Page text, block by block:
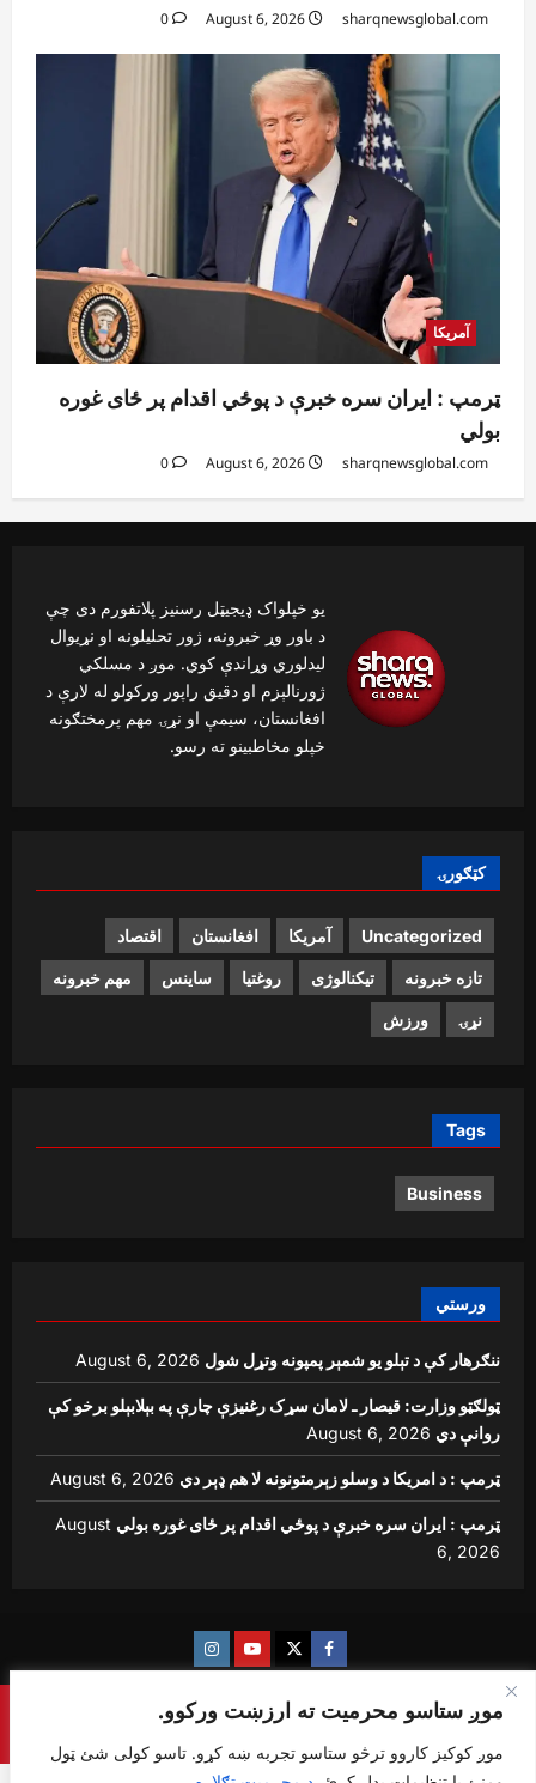
موږ ستاسو محرمیت ته ارزښت ورکوو.
موږ کوکیز کاروو ترڅو ستاسو تجربه ښه کړو. تاسو کولی شئ ټول
sharqnewsglobal.com
0
آمریکا
ټرمپ : ایران سره خبرې د پوځي اقدام پر ځای غوره
بولي
sharqnewsglobal.com
0
یو خپلواک ډیجیټل رسنیز پلاتفورم دی چې
د باور وړ خبرونه، ژور تحلیلونه او نړیوال
لیدلوري وړاندې کوي. موږ د مسلکي
ژورنالېزم او دقیق راپور ورکولو له لارې د
افغانستان، سیمې او نړۍ مهم پرمختګونه
خپلو مخاطبینو ته رسو.
کټګورۍ
Uncategorized آمریکا افغانستان اقتصاد
تازه خبرونه تیکنالوژی روغتیا ساینس مهم خبرونه
نړۍ ورزش
Tags
Business
ورستي
ننګرهار کې د تېلو یو شمېر پمپونه وتړل شول August 6, 2026
ټولګټو وزارت: قیصار ـ لامان سړک رغنیزې چارې په بېلابېلو برخو کې
روانې دي August 6, 2026
ټرمپ : د امریکا د وسلو زېرمتونونه لا هم ډېر دي August 6, 2026
ټرمپ : ایران سره خبرې د پوځي اقدام پر ځای غوره بولي August
6, 2026
Facebook
Twitter
Youtube
Instagram
Copyright © {sharq news global} All rights reserved.|